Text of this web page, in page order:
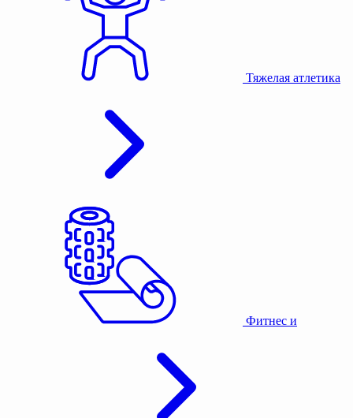
Тяжелая атлетика
Фитнес и